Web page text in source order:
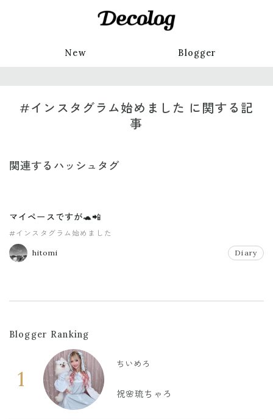
New Blogger
#インスタグラム始めました に関する記
事
関連するハッシュタグ
マイペースですが🐢📲
#インスタグラム始めました
hitomi Diary
Blogger Ranking
1
ちいめろ
祝🌸琉ちゃろ